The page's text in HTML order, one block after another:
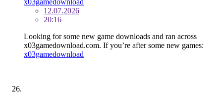
12.07.2026
20:16
Looking for some new game downloads and ran across
x03gamedownload.com. If you’re after some new games:
x03gamedownload